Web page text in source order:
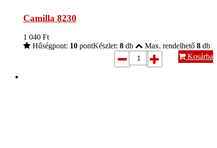
Camilla 8230
1 040 Ft
Hűségpont: 10 pontKészlet: 8 db Max. rendelhető 8 db
Kosárba